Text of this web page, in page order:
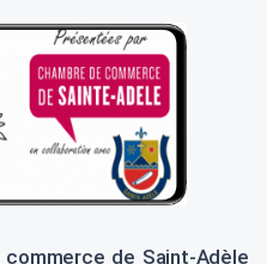
de Saint-Adèle